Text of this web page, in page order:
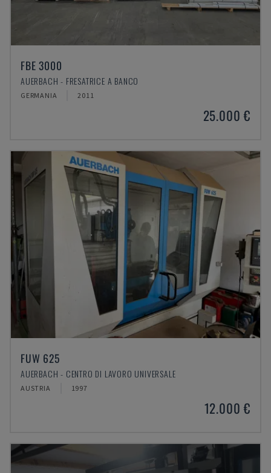
FBE 3000
AUERBACH - FRESATRICE A BANCO
GERMANIA 2011
25.000 €
FUW 625
AUERBACH - CENTRO DI LAVORO UNIVERSALE
AUSTRIA 1997
12.000 €